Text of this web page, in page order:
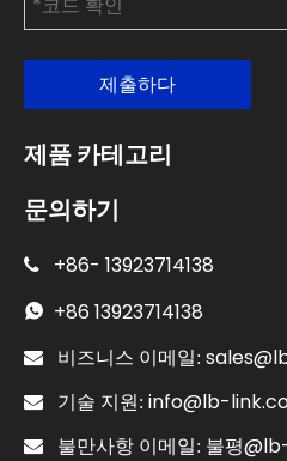
제출하다
제품 카테고리
문의하기
 +86- 13923714138
 +86 13923714138
 비즈니스 이메일:
 기술 지원: info@lb-
 불만사항 이메일: 불평